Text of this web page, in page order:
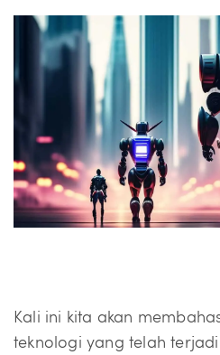
Kali ini kita akan
teknologi yang telah